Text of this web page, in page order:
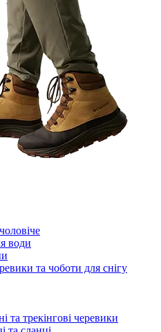
води
та чоботи для снігу
та трекінгові черевики